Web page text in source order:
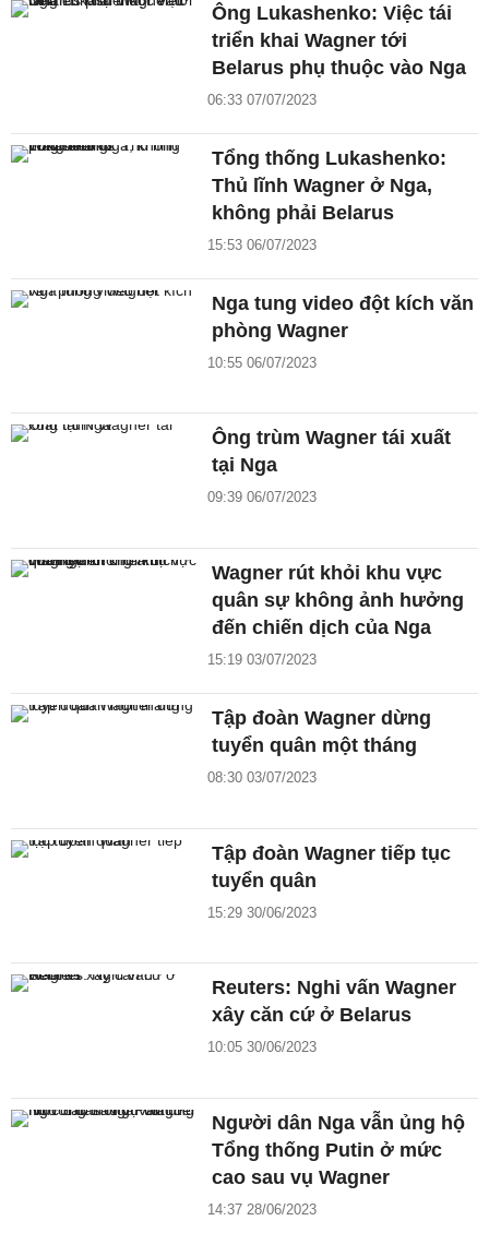
Ông Lukashenko: Việc tái
triển khai Wagner tới
Belarus phụ thuộc vào Nga
06:33 07/07/2023
Tổng thống Lukashenko:
Thủ lĩnh Wagner ở Nga,
không phải Belarus
15:53 06/07/2023
Nga tung video đột kích văn
phòng Wagner
10:55 06/07/2023
Ông trùm Wagner tái xuất
tại Nga
09:39 06/07/2023
Wagner rút khỏi khu vực
quân sự không ảnh hưởng
đến chiến dịch của Nga
15:19 03/07/2023
Tập đoàn Wagner dừng
tuyển quân một tháng
08:30 03/07/2023
Tập đoàn Wagner tiếp tục
tuyển quân
15:29 30/06/2023
Reuters: Nghi vấn Wagner
xây căn cứ ở Belarus
10:05 30/06/2023
Người dân Nga vẫn ủng hộ
Tổng thống Putin ở mức
cao sau vụ Wagner
14:37 28/06/2023